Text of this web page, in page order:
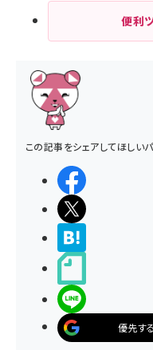
便利
この記事をシェアしてほしいパ
優先す